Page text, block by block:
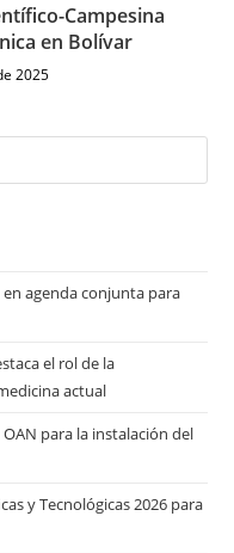
Campesina
en Bolívar
2025
agenda conjunta para
el rol de la
actual
para la instalación del
y Tecnológicas 2026 para